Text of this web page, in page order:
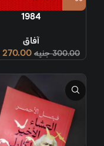
1984
آفاق
300.00 جنيه 270.00